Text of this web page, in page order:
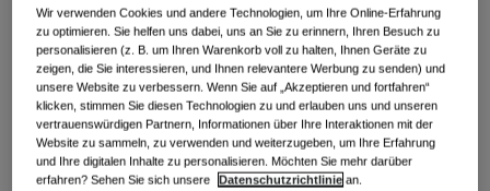
Rennrad Bekleidung
Mountainbike Bekleidung
Alle anzeigen
Alle anzeigen
Kinder
Helme
Schutzbrillen
Stylus II Schuh
Artikelnr.39098
124,99 €
Wir verwenden Cookies und andere Technologien, um Ihre Online-Erfahrung
zu optimieren. Sie helfen uns dabei, uns an Sie zu erinnern, Ihren Besuch zu
personalisieren (z. B. um Ihren Warenkorb voll zu halten, Ihnen Geräte zu
zeigen, die Sie interessieren, und Ihnen relevantere Werbung zu senden) und
unsere Website zu verbessern. Wenn Sie auf „Akzeptieren und fortfahren“
klicken, stimmen Sie diesen Technologien zu und erlauben uns und unseren
vertrauenswürdigen Partnern, Informationen über Ihre Interaktionen mit der
Website zu sammeln, zu verwenden und weiterzugeben, um Ihre Erfahrung
und Ihre digitalen Inhalte zu personalisieren. Möchten Sie mehr darüber
erfahren? Sehen Sie sich unsere
Datenschutzrichtlinie an.